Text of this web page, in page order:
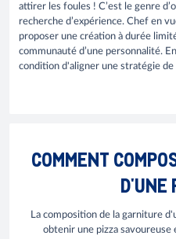
attirer les foules ! C’est le genre
recherche d’expérience. Chef en
proposer une création à durée
communauté d’une personnalité.
condition d'aligner une stratégie
COMMENT
D'UNE
La composition de la garniture
obtenir une pizza savoureuse